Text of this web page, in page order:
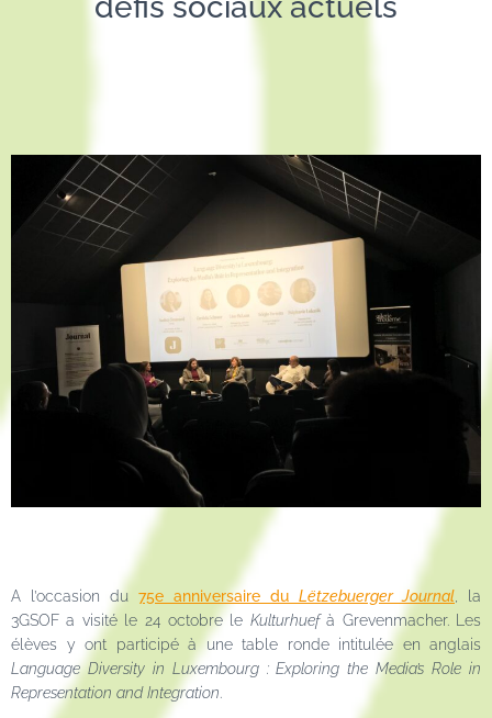
défis sociaux actuels
A l’occasion du 75e anniversaire du Lëtzebuerger Journal, la
3GSOF a visité le 24 octobre le Kulturhuefà Grevenmacher. Les
élèves y ont participé à une table ronde intitulée en anglais
Language Diversity in Luxembourg : Exploring the Media’s Role in
Representation and Integration.